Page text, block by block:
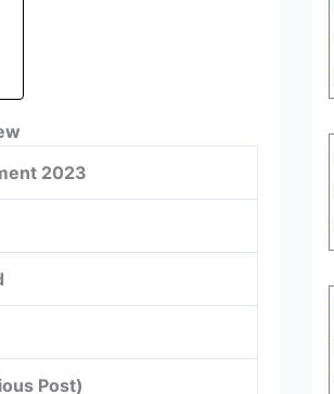
2023
Post)